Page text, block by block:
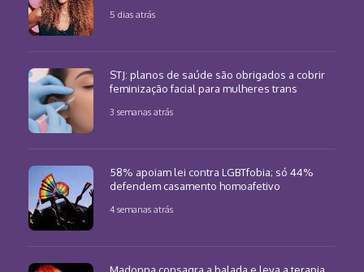
5 dias atrás
STJ: planos de saúde são obrigados a cobrir
feminização facial para mulheres trans
3 semanas atrás
58% apoiam lei contra LGBTfobia; só 44%
defendem casamento homoafetivo
4 semanas atrás
Madonna consagra a balada e leva a terapia